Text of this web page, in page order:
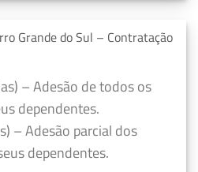
Grande do Sul – Contratação
– Adesão de todos os
dependentes.
– Adesão parcial dos
dependentes.